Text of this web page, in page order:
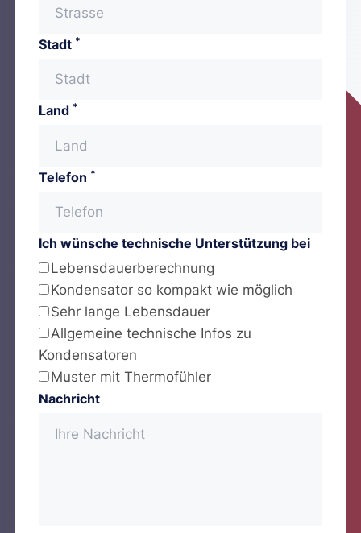
Stadt *
Land *
Telefon *
Ich wünsche technische Unterstützung bei
Lebensdauerberechnung
Kondensator so kompakt wie möglich
Sehr lange Lebensdauer
Allgemeine technische Infos zu
Kondensatoren
Muster mit Thermofühler
Nachricht